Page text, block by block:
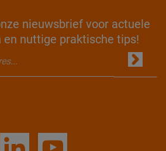
nieuwsbrief voor actuele
en nuttige praktische tips!